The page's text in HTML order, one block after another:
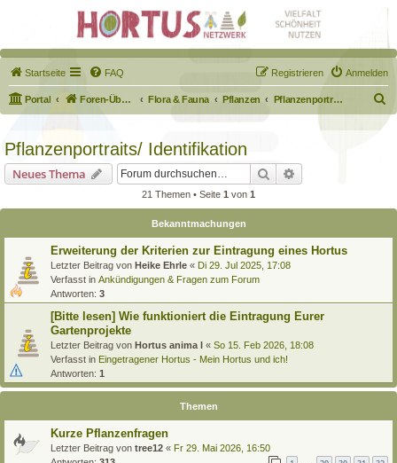
Startseite FAQ Anmelden
Registrieren
Portal Foren-Übersicht Flora & Fauna Pflanzen Pflanzenportraits/ Identifikation
u
Pflanzenportraits/ Identifikation
Neues Thema Suche
21 Themen • Seite 1 von 1
Bekanntmachungen
Erweiterung der Kriterien zur Eintragung eines Hortus
Letzter Beitrag von Heike Ehrle « Di 29. Jul 2025, 17:08
Verfasst in Ankündigungen & Fragen zum Forum
Antworten: 3
[Bitte lesen] Wie funktioniert die Eintragung Eurer
Gartenprojekte
Letzter Beitrag von Hortus anima l « So 15. Feb 2026, 18:08
Verfasst in Eingetragener Hortus - Mein Hortus und ich!
Antworten: 1
Themen
Kurze Pflanzenfragen
Letzter Beitrag von tree12 « Fr 29. Mai 2026, 16:50